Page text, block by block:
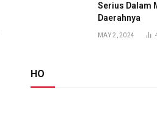
Serius Dalam
Daerahnya
MAY 2, 2024
HO